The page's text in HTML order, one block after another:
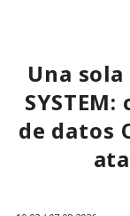
16.3
12:01 / 07.08.2026
Una
de datos